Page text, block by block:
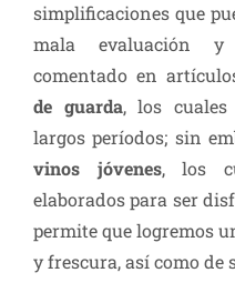
simplificaciones que
mala evaluación y
comentado en
de guarda, los cuales
largos períodos; sin
vinos jóvenes, los
elaborados para ser
permite que logremos
y frescura, así como de